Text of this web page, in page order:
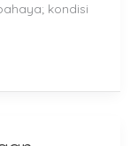
kondisi